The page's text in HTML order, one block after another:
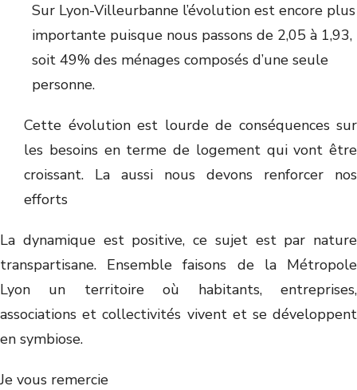
Sur Lyon-Villeurbanne l’évolution est encore plus
importante puisque nous passons de 2,05 à 1,93,
soit 49% des ménages composés d’une seule
personne.
Cette évolution est lourde de conséquences sur
les besoins en terme de logement qui vont être
croissant. La aussi nous devons renforcer nos
efforts
La dynamique est positive, ce sujet est par nature
transpartisane. Ensemble faisons de la Métropole
Lyon un territoire où habitants, entreprises,
associations et collectivités vivent et se développent
en symbiose.
Je vous remercie